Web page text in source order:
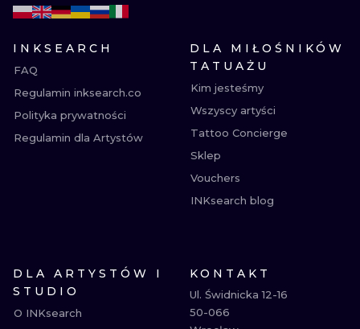
INKSEARCH
FAQ
Regulamin inksearch.co
Polityka prywatności
Regulamin dla Artystów
DLA MIŁOŚNIKÓW
TATUAŻU
Kim jesteśmy
Wszyscy artyści
Tattoo Concierge
Sklep
Vouchers
INKsearch blog
DLA ARTYSTÓW I
STUDIO
O INKsearch
KONTAKT
Ul. Świdnicka 12-16
50-066